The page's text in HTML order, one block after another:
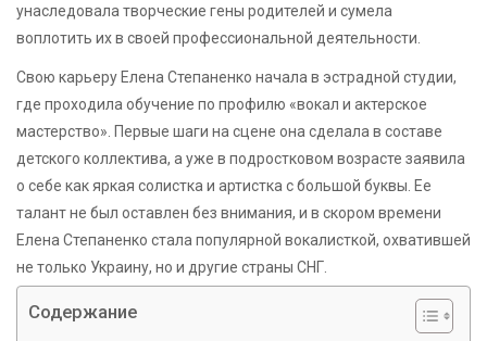
унаследовала творческие гены родителей и сумела
воплотить их в своей профессиональной деятельности.
Свою карьеру Елена Степаненко начала в эстрадной студии,
где проходила обучение по профилю «вокал и актерское
мастерство». Первые шаги на сцене она сделала в составе
детского коллектива, а уже в подростковом возрасте заявила
о себе как яркая солистка и артистка с большой буквы. Ее
талант не был оставлен без внимания, и в скором времени
Елена Степаненко стала популярной вокалисткой, охватившей
не только Украину, но и другие страны СНГ.
Содержание